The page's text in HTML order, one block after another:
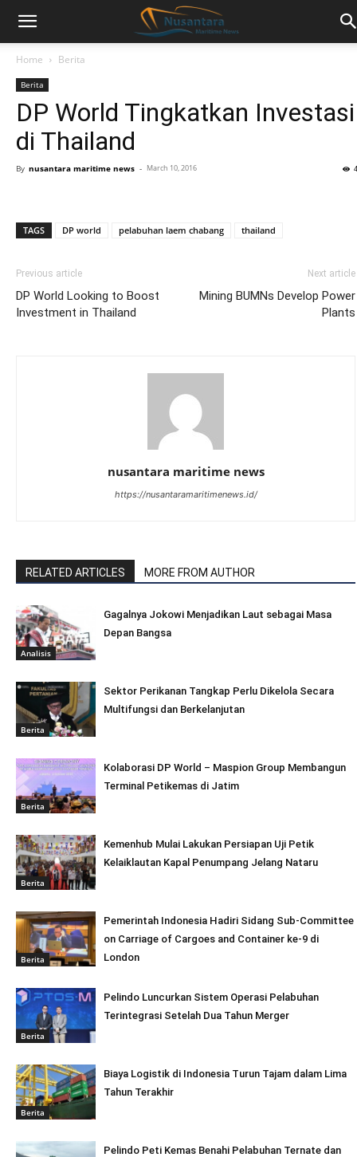
Home Berita
Berita
DP World Tingkatkan Investasi
di Thailand
By nusantara maritime news - March 10, 2016
TAGS DP world pelabuhan laem chabang thailand
Previous article
DP World Looking to Boost
Investment in Thailand
Next article
Mining BUMNs Develop Power
Plants
nusantara maritime news
https://nusantaramaritimenews.id/
RELATED ARTICLES MORE FROM AUTHOR
Analisis
Gagalnya Jokowi Menjadikan Laut sebagai Masa
Depan Bangsa
Berita
Sektor Perikanan Tangkap Perlu Dikelola Secara
Multifungsi dan Berkelanjutan
Berita
Kolaborasi DP World – Maspion Group Membangun
Terminal Petikemas di Jatim
Berita
Kemenhub Mulai Lakukan Persiapan Uji Petik
Kelaiklautan Kapal Penumpang Jelang Nataru
Berita
Pemerintah Indonesia Hadiri Sidang Sub-Committee
on Carriage of Cargoes and Container ke-9 di
London
Berita
Pelindo Luncurkan Sistem Operasi Pelabuhan
Terintegrasi Setelah Dua Tahun Merger
Berita
Biaya Logistik di Indonesia Turun Tajam dalam Lima
Tahun Terakhir
Pelindo Peti Kemas Benahi Pelabuhan Ternate dan